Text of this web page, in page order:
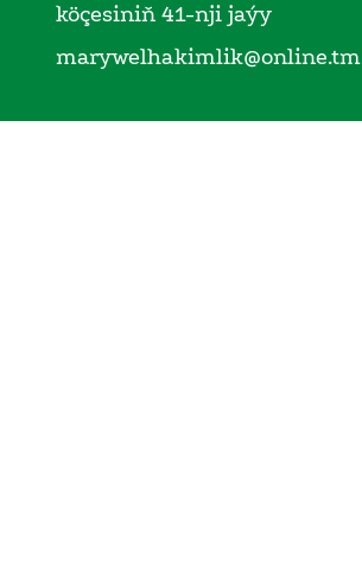
köçesiniň 41-nji jaýy
marywelhakimlik@online.tm